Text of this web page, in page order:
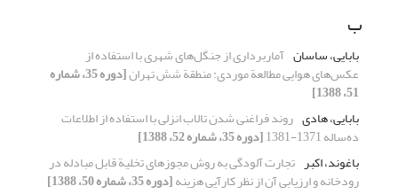
ب
بابایی، ساسان آماربرداری از جنگل‌های شهری با استفاده از
عکس‌های هوایی مطالعة موردی: منطقة شش تهران [دوره 35، شماره
51، 1388]
بابایی، هادی روند فراغنی شدن تالاب انزلی با استفاده از اطلاعات
ده‌ساله 1371-1381
[دوره 35، شماره 52، 1388]
باغوند، اکبر تجارت آلودگی به روش مجوزهای تخلیة قابل مبادله در
رودخانه و ارزیابی آن از نظر کارآیی هزینه[دوره 35، شماره 50، 1388]